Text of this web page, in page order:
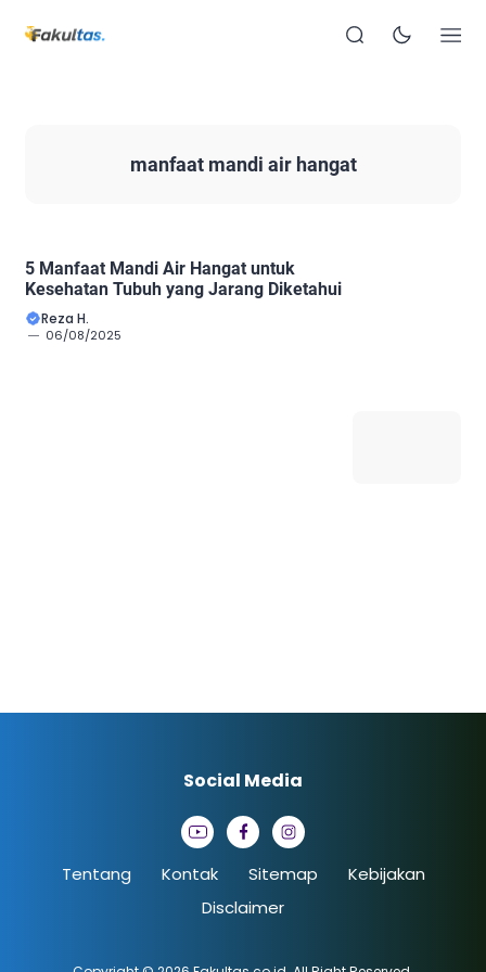
manfaat mandi air hangat
5 Manfaat Mandi Air Hangat untuk
Kesehatan Tubuh yang Jarang Diketahui
Reza H.
06/08/2025
Tentang Kontak Sitemap
Kebijakan
Disclaimer
Social Media